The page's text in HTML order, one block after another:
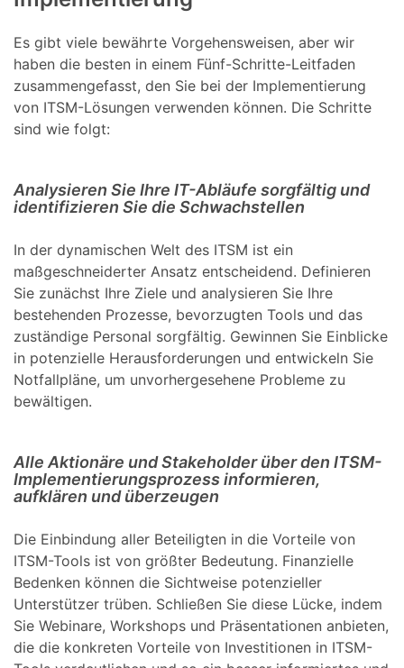
Es gibt viele bewährte Vorgehensweisen, aber wir
haben die besten in einem Fünf-Schritte-Leitfaden
zusammengefasst, den Sie bei der Implementierung
von ITSM-Lösungen verwenden können. Die Schritte
sind wie folgt:
Analysieren Sie Ihre IT-Abläufe sorgfältig und
identifizieren Sie die Schwachstellen
In der dynamischen Welt des ITSM ist ein
maßgeschneiderter Ansatz entscheidend. Definieren
Sie zunächst Ihre Ziele und analysieren Sie Ihre
bestehenden Prozesse, bevorzugten Tools und das
zuständige Personal sorgfältig. Gewinnen Sie Einblicke
in potenzielle Herausforderungen und entwickeln Sie
Notfallpläne, um unvorhergesehene Probleme zu
bewältigen.
Alle Aktionäre und Stakeholder über den ITSM-
Implementierungsprozess informieren,
aufklären und überzeugen
Die Einbindung aller Beteiligten in die Vorteile von
ITSM-Tools ist von größter Bedeutung. Finanzielle
Bedenken können die Sichtweise potenzieller
Unterstützer trüben. Schließen Sie diese Lücke, indem
Sie Webinare, Workshops und Präsentationen anbieten,
die die konkreten Vorteile von Investitionen in ITSM-